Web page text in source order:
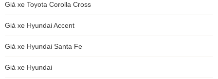
Giá xe Toyota Corolla Cross
Giá xe Hyundai Accent
Giá xe Hyundai Santa Fe
Giá xe Hyundai